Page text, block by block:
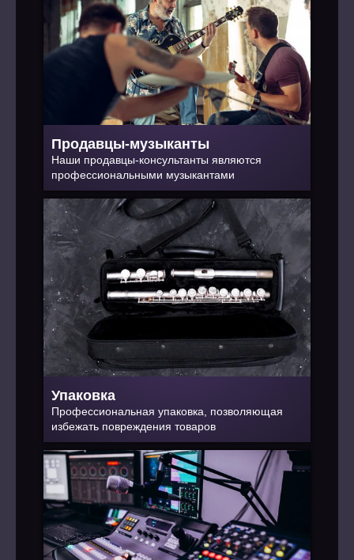
Продавцы-музыканты
Наши продавцы-консультанты являются
профессиональными музыкантами
Упаковка
Профессиональная упаковка, позволяющая
избежать повреждения товаров